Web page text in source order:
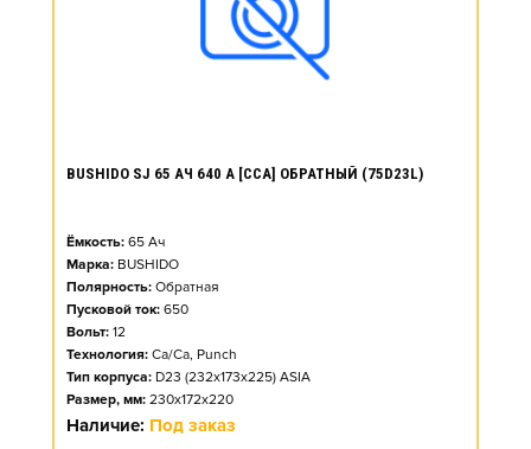
BUSHIDO SJ 65 АЧ 640 А [CCA] ОБРАТНЫЙ (75D23L)
Ёмкость: 65 Ач
Марка: BUSHIDO
Полярность: Обратная
Пусковой ток: 650
Вольт: 12
Технология: Ca/Ca, Punch
Тип корпуса: D23 (232x173x225) ASIA
Размер, мм: 230x172x220
Наличие: Под заказ